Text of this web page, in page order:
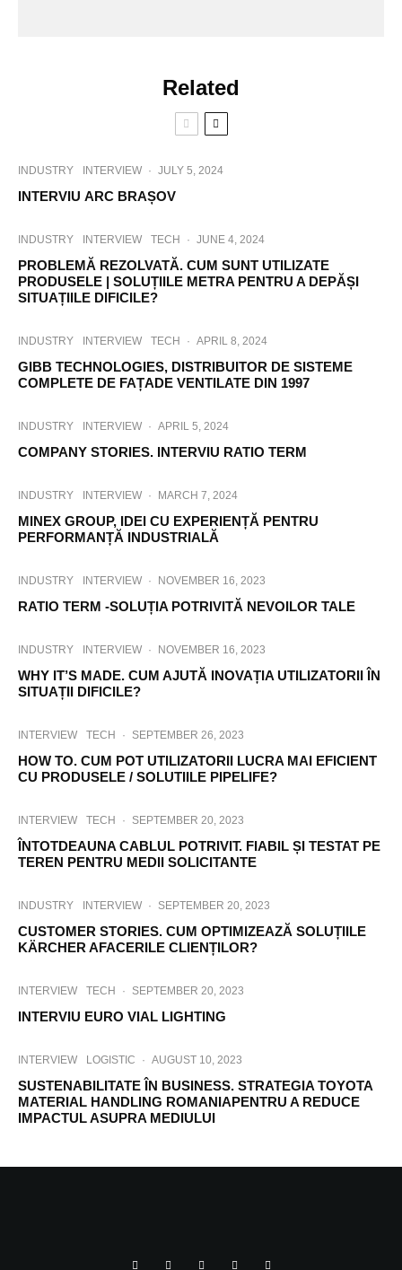
Related
INDUSTRY INTERVIEW · JULY 5, 2024
INTERVIU ARC BRAȘOV
INDUSTRY INTERVIEW TECH · JUNE 4, 2024
PROBLEMĂ REZOLVATĂ. CUM SUNT UTILIZATE
PRODUSELE | SOLUȚIILE METRA PENTRU A DEPĂȘI
SITUAȚIILE DIFICILE?
INDUSTRY INTERVIEW TECH · APRIL 8, 2024
GIBB TECHNOLOGIES, DISTRIBUITOR DE SISTEME
COMPLETE DE FAȚADE VENTILATE DIN 1997
INDUSTRY INTERVIEW · APRIL 5, 2024
COMPANY STORIES. INTERVIU RATIO TERM
INDUSTRY INTERVIEW · MARCH 7, 2024
MINEX GROUP, IDEI CU EXPERIENȚĂ PENTRU
PERFORMANȚĂ INDUSTRIALĂ
INDUSTRY INTERVIEW · NOVEMBER 16, 2023
RATIO TERM -SOLUȚIA POTRIVITĂ NEVOILOR TALE
INDUSTRY INTERVIEW · NOVEMBER 16, 2023
WHY IT’S MADE. CUM AJUTĂ INOVAȚIA UTILIZATORII ÎN
SITUAȚII DIFICILE?
INTERVIEW TECH · SEPTEMBER 26, 2023
HOW TO. CUM POT UTILIZATORII LUCRA MAI EFICIENT
CU PRODUSELE / SOLUTIILE PIPELIFE?
INTERVIEW TECH · SEPTEMBER 20, 2023
ÎNTOTDEAUNA CABLUL POTRIVIT. FIABIL ȘI TESTAT PE
TEREN PENTRU MEDII SOLICITANTE
INDUSTRY INTERVIEW · SEPTEMBER 20, 2023
CUSTOMER STORIES. CUM OPTIMIZEAZĂ SOLUȚIILE
KÄRCHER AFACERILE CLIENȚILOR?
INTERVIEW TECH · SEPTEMBER 20, 2023
INTERVIU EURO VIAL LIGHTING
INTERVIEW LOGISTIC · AUGUST 10, 2023
SUSTENABILITATE ÎN BUSINESS. STRATEGIA TOYOTA
MATERIAL HANDLING ROMANIAPENTRU A REDUCE
IMPACTUL ASUPRA MEDIULUI